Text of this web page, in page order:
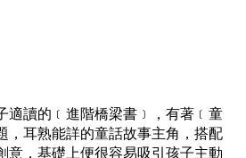
適讀的﹝進階橋梁書﹞，有著﹝童
，耳熟能詳的童話故事主角， 搭配
意，基礎上便很容易吸引孩子主動